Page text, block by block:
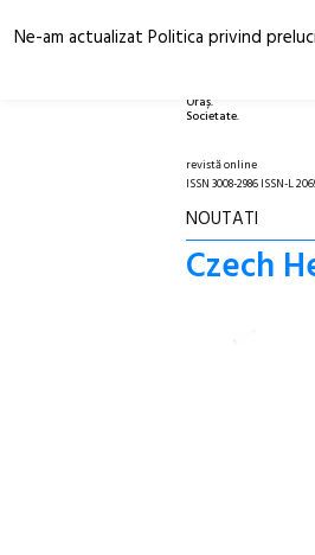
Oraș.
Societate.
revistă online
ISSN 3008-2986 ISSN-L
NOUTATI
Czech
Ne-am actualizat Politica privind